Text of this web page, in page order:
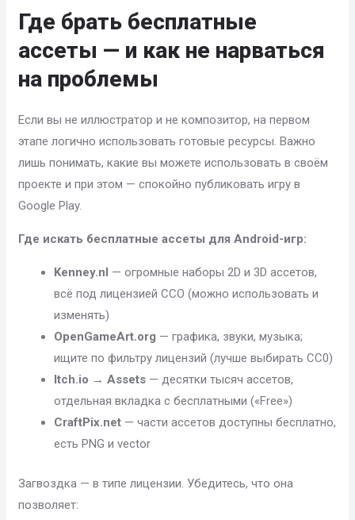
Где брать бесплатные
ассеты — и как не нарваться
на проблемы
Если вы не иллюстратор и не композитор, на первом
этапе логично использовать готовые ресурсы. Важно
лишь понимать, какие вы можете использовать в своём
проекте и при этом — спокойно публиковать игру в
Google Play.
Где искать бесплатные ассеты для Android-игр:
Kenney.nl — огромные наборы 2D и 3D ассетов,
всё под лицензией CCO (можно использовать и
изменять)
OpenGameArt.org — графика, звуки, музыка;
ищите по фильтру лицензий (лучше выбирать CC0)
Itch.io → Assets — десятки тысяч ассетов,
отдельная вкладка с бесплатными («Free»)
CraftPix.net — части ассетов доступны бесплатно,
есть PNG и vector
Загвоздка — в типе лицензии. Убедитесь, что она
позволяет: